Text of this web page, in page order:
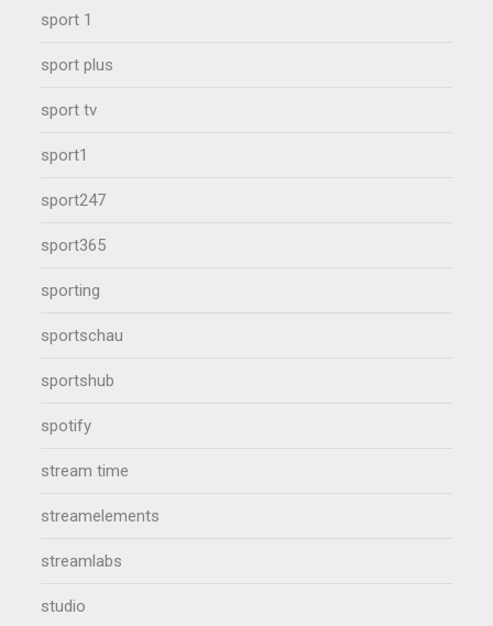
sport 1
sport plus
sport tv
sport1
sport247
sport365
sporting
sportschau
sportshub
spotify
stream time
streamelements
streamlabs
studio